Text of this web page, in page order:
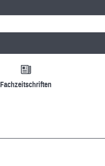
Fachzeitschriften